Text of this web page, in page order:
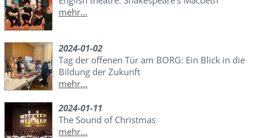
mehr...
2024-01-02
Tag der offenen Tür am BORG: Ein Blick in die
Bildung der Zukunft
mehr...
2024-01-11
The Sound of Christmas
mehr...